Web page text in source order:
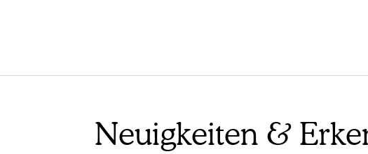
Neuigkeiten &